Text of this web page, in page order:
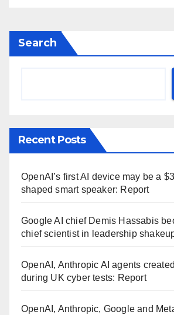
Search
Recent Posts
OpenAI’s first AI device may be a
shaped smart speaker: Report
Google AI chief Demis Hassabis
chief scientist in leadership
OpenAI, Anthropic AI agents
during UK cyber tests: Report
OpenAI, Anthropic, Google and